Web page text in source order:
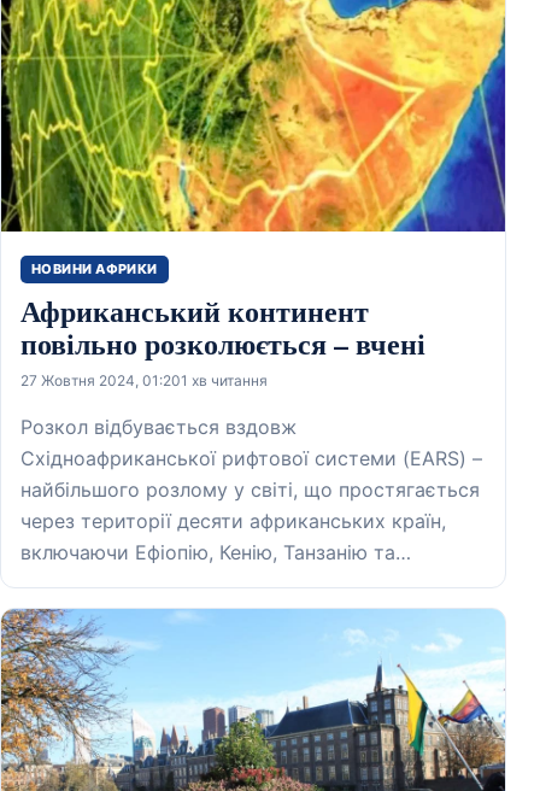
НОВИНИ АФРИКИ
Африканський континент
повільно розколюється – вчені
27 Жовтня 2024, 01:201 хв читання
Розкол відбувається вздовж
Східноафриканської рифтової системи (EARS) –
найбільшого розлому у світі, що простягається
через території десяти африканських країн,
включаючи Ефіопію, Кенію, Танзанію та…